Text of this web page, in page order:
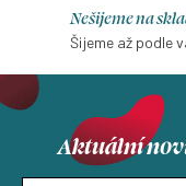
Nešijeme na
Šijeme až podle
Aktuální